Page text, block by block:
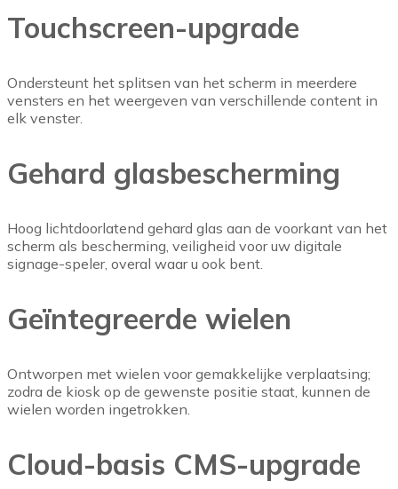
Touchscreen-upgrade
Ondersteunt het splitsen van het scherm in meerdere
vensters en het weergeven van verschillende content in
elk venster.
Gehard glasbescherming
Hoog lichtdoorlatend gehard glas aan de voorkant van het
scherm als bescherming, veiligheid voor uw digitale
signage-speler, overal waar u ook bent.
Geïntegreerde wielen
Ontworpen met wielen voor gemakkelijke verplaatsing;
zodra de kiosk op de gewenste positie staat, kunnen de
wielen worden ingetrokken.
Cloud-basis CMS-upgrade